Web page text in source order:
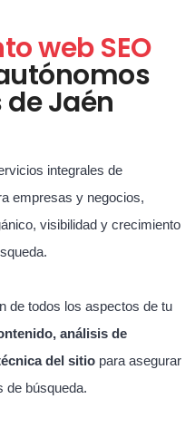
web SEO
Jaén
integrales de
empresas y negocios,
visibilidad y crecimiento
de todos los aspectos de tu
análisis de
del sitio para asegurar
de búsqueda.